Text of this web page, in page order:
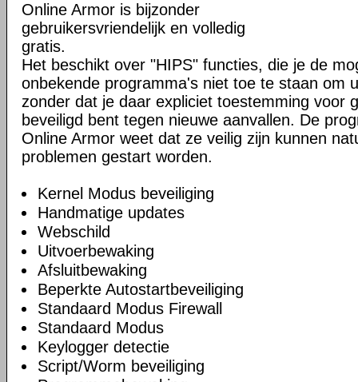
Online Armor is bijzonder
gebruikersvriendelijk en volledig
gratis.
Het beschikt over "HIPS" functies, die je de
onbekende programma's niet toe te staan om
zonder dat je daar expliciet toestemming voor
beveiligd bent tegen nieuwe aanvallen. De
Online Armor weet dat ze veilig zijn kunnen
problemen gestart worden.
Kernel Modus beveiliging
Handmatige updates
Webschild
Uitvoerbewaking
Afsluitbewaking
Beperkte Autostartbeveiliging
Standaard Modus Firewall
Standaard Modus
Keylogger detectie
Script/Worm beveiliging